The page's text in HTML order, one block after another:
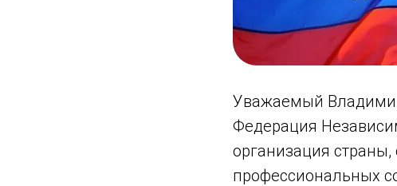
Уважаемый
Федерация
организация
профессиональных